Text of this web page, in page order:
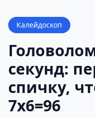
Калейдоскоп
секунд:
спичку,
7х6=96